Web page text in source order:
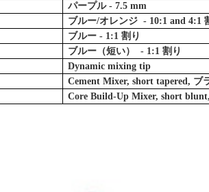
パープル - 7.5 mm
ブルー/オレンジ - 10:1 and 4:1
ブルー - 1:1 割り
ブルー （短い）
- 1:1 割り
Dynamic mixing tip
Cement Mixer, short tapered, ブ
Core Build-Up Mixer, short